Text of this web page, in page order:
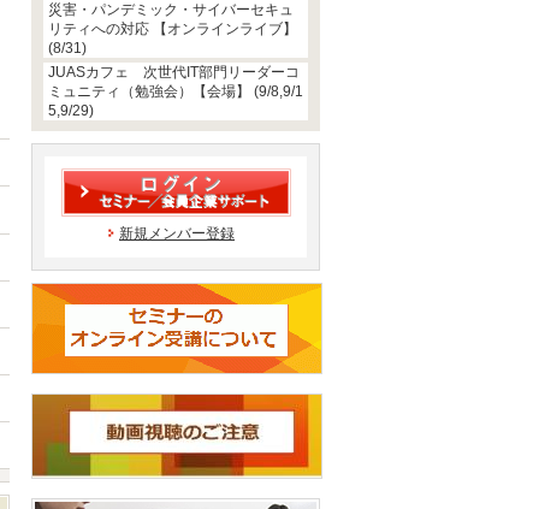
災害・パンデミック・サイバーセキュ
リティへの対応 【オンラインライブ】
(8/31)
JUASカフェ 次世代IT部門リーダーコ
ミュニティ（勉強会）【会場】 (9/8,9/1
5,9/29)
新規メンバー登録